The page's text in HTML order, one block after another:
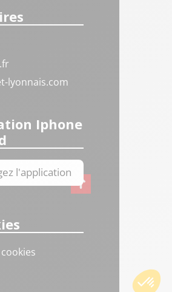
lyonnais.com
Iphone
l'application